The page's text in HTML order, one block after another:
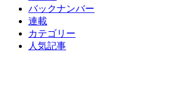
バックナンバー
連載
カテゴリー
人気記事